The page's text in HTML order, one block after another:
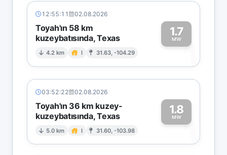
12:55:11 02.08.2026
Toyah'ın 58 km
kuzeybatısında, Texas
4.2 km I 31.63, -104.29
1.7
MW1
03:52:22 02.08.2026
Toyah'ın 36 km kuzey-
kuzeybatısında, Texas
5.0 km I 31.60, -103.98
1.8
MW1